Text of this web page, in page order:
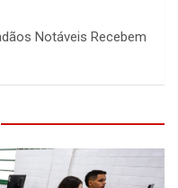
Notáveis Recebem